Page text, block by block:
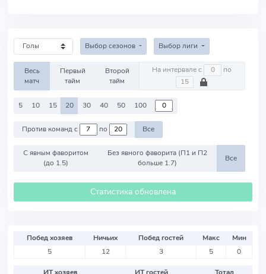
Выбор сезонов Выбор лиги
Весь
матч
Первый
тайм
Второй
тайм
На интервале с по
5 10 15 20 30 40 50 100
Против команд с по Все
С явным фаворитом
(до 1.5)
Без явного фаворита (П1 и П2
больше 1.7)
Все
Статистика обновлена
Побед хозяев Ничьих Побед гостей Макс
Мин
5
12 3 5 0
ИТ хозяев ИТ гостей
Тотал